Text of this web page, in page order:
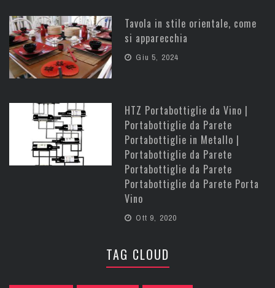
Tavola in stile orientale, come
si apparecchia
Giu 5, 2024
HTZ Portabottiglie da Vino |
Portabottiglie da Parete
Portabottiglie in Metallo |
Portabottiglie da Parete
Portabottiglie da Parete
Portabottiglie da Parete Porta
Vino
Ott 9, 2020
TAG CLOUD